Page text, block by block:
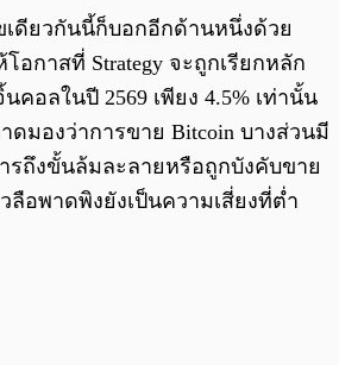
เดียวกันนี้ก็บอกอีกด้านหนึ่งด้วย
โอกาสที่ Strategy จะถูกเรียกหลัก
คอลในปี 2569 เพียง 4.5% เท่านั้น
มองว่าการขาย Bitcoin บางส่วนมี
รถึงขั้นล้มละลายหรือถูกบังคับขาย
อพาดพิงยังเป็นความเสี่ยงที่ต่ำ